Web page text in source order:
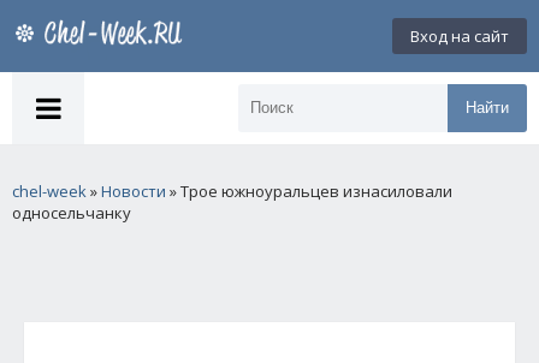
Вход на сайт
Найти
chel-week»Новости » Трое южноуральцев изнасиловали
односельчанку